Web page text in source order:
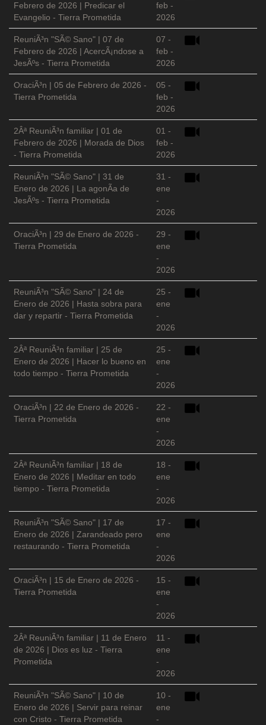
Febrero de 2026 | Predicar el
Evangelio - Tierra Prometida
feb -
2026
ReuniÃ³n "SÃ© Sano" | 07 de
Febrero de 2026 | AcercÃ¡ndose a
JesÃºs - Tierra Prometida
07 -
feb -
2026
OraciÃ³n | 05 de Febrero de 2026 -
Tierra Prometida
05 -
feb -
2026
2Âª ReuniÃ³n familiar | 01 de
Febrero de 2026 | Morada de Dios
- Tierra Prometida
01 -
feb -
2026
ReuniÃ³n "SÃ© Sano" | 31 de
Enero de 2026 | La agonÃ­a de
JesÃºs - Tierra Prometida
31 -
ene
-
2026
OraciÃ³n | 29 de Enero de 2026 -
Tierra Prometida
29 -
ene
-
2026
ReuniÃ³n "SÃ© Sano" | 24 de
Enero de 2026 | Hasta sobra para
dar y repartir - Tierra Prometida
25 -
ene
-
2026
2Âª ReuniÃ³n familiar | 25 de
Enero de 2026 | Hacer lo bueno en
todo tiempo - Tierra Prometida
25 -
ene
-
2026
OraciÃ³n | 22 de Enero de 2026 -
Tierra Prometida
22 -
ene
-
2026
2Âª ReuniÃ³n familiar | 18 de
Enero de 2026 | Meditar en todo
tiempo - Tierra Prometida
18 -
ene
-
2026
ReuniÃ³n "SÃ© Sano" | 17 de
Enero de 2026 | Zarandeado pero
restaurando - Tierra Prometida
17 -
ene
-
2026
OraciÃ³n | 15 de Enero de 2026 -
Tierra Prometida
15 -
ene
-
2026
2Âª ReuniÃ³n familiar | 11 de Enero
de 2026 | Dios es luz - Tierra
Prometida
11 -
ene
-
2026
ReuniÃ³n "SÃ© Sano" | 10 de
Enero de 2026 | Servir para reinar
con Cristo - Tierra Prometida
10 -
ene
-